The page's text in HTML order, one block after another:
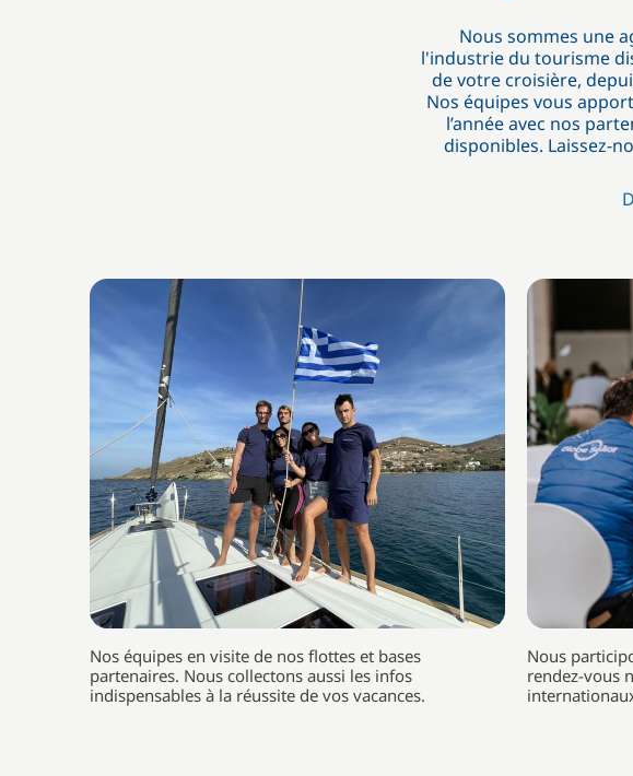
Nous sommes une
l'industrie du tourisme
de votre croisière,
Nos équipes vous
l’année avec nos
disponibles. Laissez-
Nos équipes en visite de nos flottes et bases
partenaires. Nous collectons aussi les infos
indispensables à la réussite de vos vacances.
Nous
rendez-vous